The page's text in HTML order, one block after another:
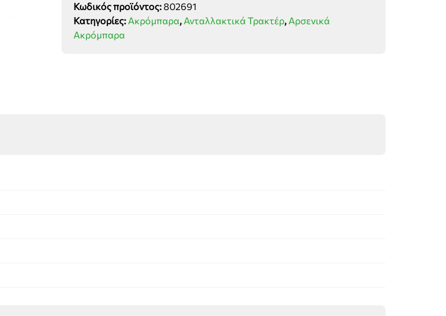
(20-
22)
ποσότητα
Κωδικός προϊόντος:802691
Κατηγορίες: Ακρόμπαρα, Ανταλλακτικά Τρακτέρ, Αρσενικά
Ακρόμπαρα